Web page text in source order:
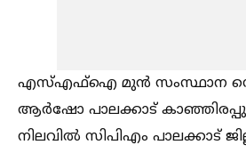
എസ്‌എഫ്‌ഐ മുൻ സംസ്ഥാന
ആർഷോ പാലക്കാട്
നിലവില്‍ സിപിഎം പാലക്കാട്